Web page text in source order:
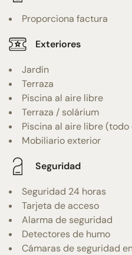
Proporciona factura
Exteriores
Jardín
Terraza
Piscina al aire libre
Terraza / solárium
Piscina al aire libre (todo
Mobiliario exterior
Seguridad
Seguridad 24 horas
Tarjeta de acceso
Alarma de seguridad
Detectores de humo
Cámaras de seguridad